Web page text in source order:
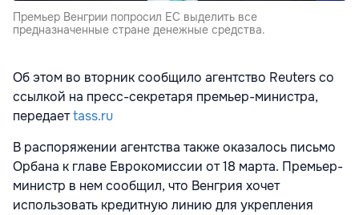
Премьер Венгрии попросил ЕС выделить все
предназначенные стране денежные средства.
Об этом во вторник сообщило агентство Reuters со
ссылкой на пресс-секретаря премьер-министра,
передаетtass.ru
В распоряжении агентства также оказалось письмо
Орбана к главе Еврокомиссии от 18 марта. Премьер-
министр в нем сообщил, что Венгрия хочет
использовать кредитную линию для укрепления